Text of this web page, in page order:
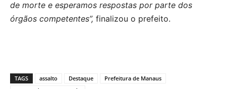
de morte e esperamos respostas por parte dos
órgãos competentes”, finalizou o prefeito.
TAGS assalto Destaque
Prefeitura de Manaus